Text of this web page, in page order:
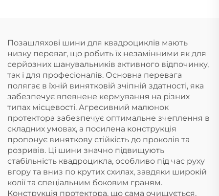
Позашляхові шини для квадроциклів мають
низку переваг, що робить їх незамінними як для
серйозних шанувальників активного відпочинку,
так і для професіоналів. Основна перевага
полягає в їхній винятковій зчіпній здатності, яка
забезпечує впевнене кермування на різних
типах місцевості. Агресивний малюнок
протектора забезпечує оптимальне зчеплення в
складних умовах, а посилена конструкція
пропонує виняткову стійкість до проколів та
розривів. Ці шини значно підвищують
стабільність квадроцикла, особливо під час руху
вгору та вниз по крутих схилах, завдяки широкій
колії та спеціальним боковим граням.
Конструкція протектора, що сама очищується,